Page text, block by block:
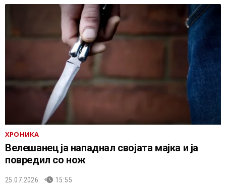
ХРОНИКА
Велешанец ја нападнал својата мајка и ја
повредил со нож
25.07.2026. 15:55